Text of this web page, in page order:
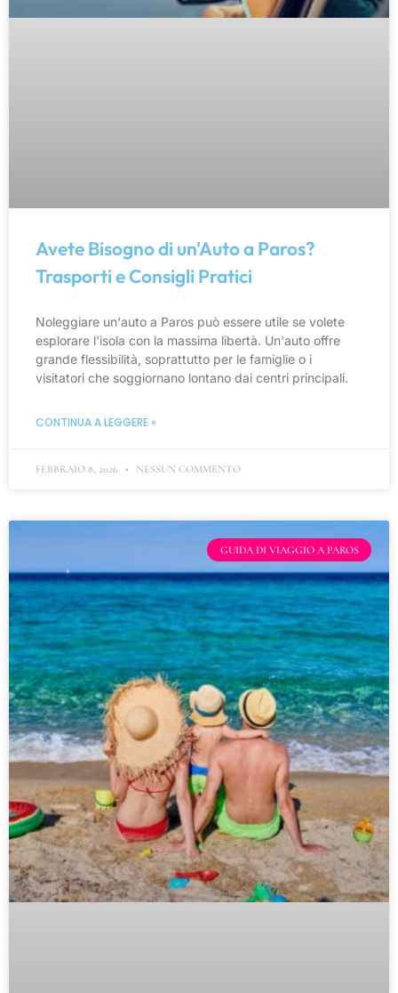
Avete Bisogno di un'Auto a Paros?
Trasporti e Consigli Pratici
Noleggiare un'auto a Paros può essere utile se volete
esplorare l'isola con la massima libertà. Un'auto offre
grande flessibilità, soprattutto per le famiglie o i
visitatori che soggiornano lontano dai centri principali.
CONTINUA A LEGGERE »
FEBBRAIO 8, 2026 NESSUN COMMENTO
GUIDA DI VIAGGIO A PAROS